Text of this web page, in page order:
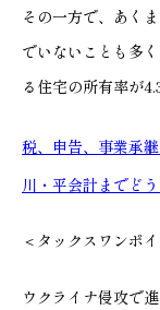
その一方で、あく
でいないことも多
る住宅の所有率が
税、申告、事業承
川・平会計までど
＜タックスワンポ
ウクライナ侵攻